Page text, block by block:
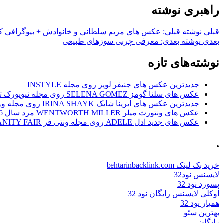
راهبری نوشته
قبلی نوشته قبلی: عکس های مریم سلطانی و خانوادش + بیوگرافی
بعدی نوشته بعدی: معرفی چربی سوزهای طبیعی
نوشته‌های تازه
جدیدترین عکس های جنیفر لوپز روی مجله INSTYLE
عکس های سلنا گومز SELENA GOMEZ روی مجله نیویورک تایمز NEW YORK TIMES
جدیدترین عکس های ایرینا شایک IRINA SHAYK روی مجله ووگ VOGUE
عکس های ونتورث میلر WENTWORTH MILLER مرد سال 2016
عکس های جدید ادل ADELE روی مجله ونتی فر VANITY FAIR
.
خرید بک لینک behtarinbacklink.com
لایسنس نود32
پسورد نود 32
اوکلی لایسنس رایگان نود 32
همیار نود 32
بهترین سئو